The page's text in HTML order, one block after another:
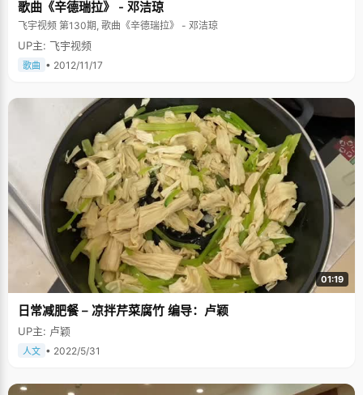
翻烂了好几本字典。李昶喜欢写文章，将自己生发出的许多想法付诸笔端。
多年博览群书积累出丰富的文化知识和独特见解，让李昶文字具有了鲁迅的
风韵，犀利、明快、深刻。因为喜欢武侠，他的某些文字也会带上些浪漫潇
洒的气质。学校每周的日记，李昶当成作文来写，洋洋洒洒的一两千字，一
挥而就。他的几篇文章在报刊杂志上发表过，算是真正靠"爬格子"挣过钱的
人了。 虽然拥有深厚的文字功底，但是写高考作文又是另外一回事，与平常
李昶特别利用课余的时间来练习写作文，"我找了很多考试的范文来看，学习
它们的结构，句式。高考作文的规律是可循的，多用排比句，引用名言，基
本就能拿高分了"，李昶说完，非常狡黠的笑着。不过就算有华丽的框架和规
整的句式，没有丰富横秒的词句，大概也构建不出完美的文章吧。
歌曲《辛德瑞拉》 - 邓洁琼
飞宇视频 第130期, 歌曲《辛德瑞拉》 - 邓洁琼
UP主: 飞宇视频
歌曲 • 2012/11/17
01:19
日常减肥餐 – 凉拌芹菜腐竹 编导：卢颖
UP主: 卢颖
人文 • 2022/5/31